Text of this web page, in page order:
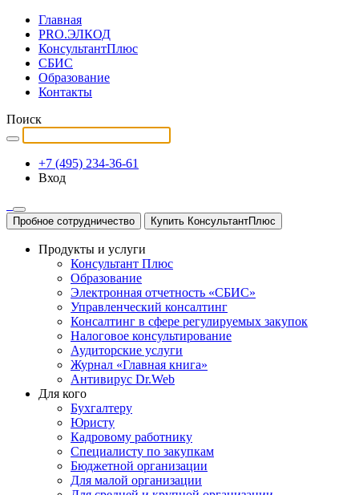
Главная
PRO.ЭЛКОД
КонсультантПлюс
СБИС
Образование
Контакты
Поиск
+7 (495) 234-36-61
Вход
Пробное сотрудничество Купить КонсультантПлюс
Продукты и услуги
Консультант Плюс
Образование
Электронная отчетность «СБИС»
Управленческий консалтинг
Консалтинг в сфере регулируемых закупок
Налоговое консультирование
Аудиторские услуги
Журнал «Главная книга»
Антивирус Dr.Web
Для кого
Бухгалтеру
Юристу
Кадровому работнику
Специалисту по закупкам
Бюджетной организации
Для малой организации